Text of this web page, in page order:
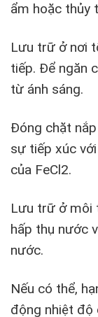
ẩm hoặc thủy
Lưu trữ ở nơi
tiếp. Để ngăn
từ ánh sáng.
Đóng chặt
sự tiếp xúc
của FeCl2.
Lưu trữ ở môi
hấp thụ nước
nước.
Nếu có thể,
động nhiệt độ